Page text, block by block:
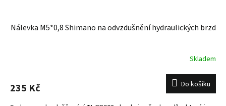
Nálevka M5*0,8 Shimano na odvzdušnění hydraulických brzd
Skladem
235 Kč Do košíku